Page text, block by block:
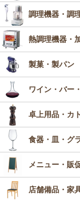
調理機器・調
熱調理機器・
製菓・製パン
ワイン・バー
卓上用品・カ
食器・皿・グ
メニュー・販
店舗備品・家